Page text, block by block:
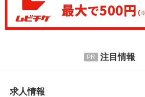
注目情報
求人情報